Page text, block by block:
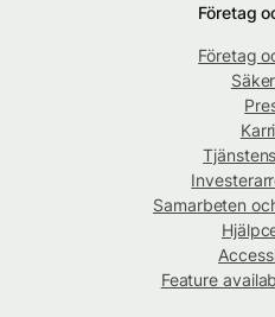
Företag
Företag
Samarbeten
Feature